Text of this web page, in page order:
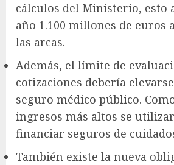
cálculos del Ministerio, esto
año 1.100 millones de euros
las arcas.
Además, el límite de
cotizaciones debería
seguro médico público.
ingresos más altos se
financiar seguros de
También existe la nueva